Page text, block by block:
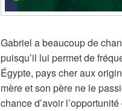
Gabriel a beaucoup de
puisqu’il lui permet de
Égypte, pays cher aux
mère et son père ne le
chance d’avoir